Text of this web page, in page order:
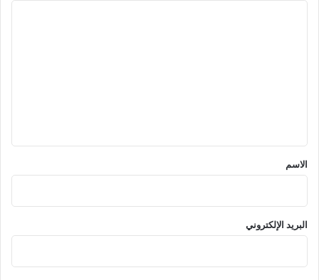
*
الاسم
البريد الإلكتروني